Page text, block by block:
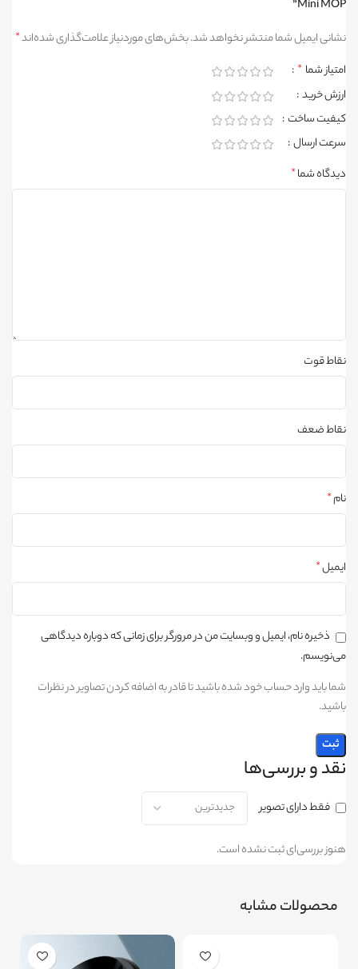
نقد و بررسی‌ها
فقط دارای تصویر
هنوز بررسی‌ای ثبت نشده است.
Mini MOP”
نشانی ایمیل شما منتشر نخواهد شد.بخش‌های موردنیاز علامت‌گذاری شده‌اند*
امتیاز شما *
ارزش خرید
کیفیت ساخت
سرعت ارسال
دیدگاه شما*
نقاط قوت
نقاط ضعف
نام*
ایمیل*
ذخیره نام، ایمیل و وبسایت من در مرورگر برای زمانی که دوباره دیدگاهی
می‌نویسم.
شما باید وارد حساب خود شده باشید تا قادر به اضافه کردن تصاویر در نظرات
باشید.
محصولات مشابه